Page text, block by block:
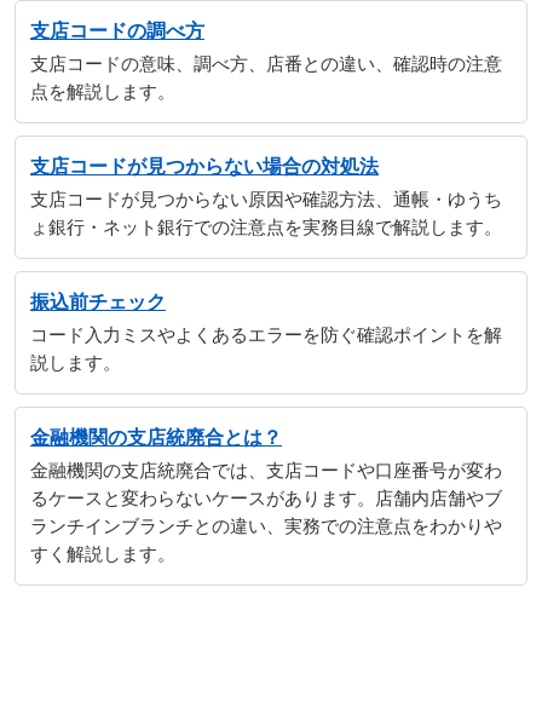
支店コードの調べ方
支店コードの意味、調べ方、店番との違い、確認時の注意
点を解説します。
支店コードが見つからない場合の対処法
支店コードが見つからない原因や確認方法、通帳・ゆうち
ょ銀行・ネット銀行での注意点を実務目線で解説します。
振込前チェック
コード入力ミスやよくあるエラーを防ぐ確認ポイントを解
説します。
金融機関の支店統廃合とは？
金融機関の支店統廃合では、支店コードや口座番号が変わ
るケースと変わらないケースがあります。店舗内店舗やブ
ランチインブランチとの違い、実務での注意点をわかりや
すく解説します。